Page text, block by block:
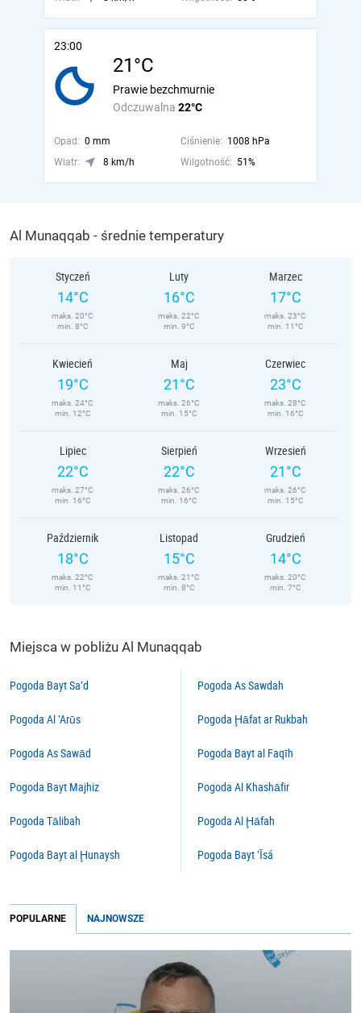
23:00
21°C
Odczuwalna 22°C
Prawie bezchmurnie
Opad: 0 mm Ciśnienie: 1008 hPa
Wiatr:
8 km/h Wilgotność: 51%
Al Munaqqab - średnie temperatury
Styczeń
14°C
maks. 20°C
min. 8°C
Luty
16°C
maks. 22°C
min. 9°C
Marzec
17°C
maks. 23°C
min. 11°C
Kwiecień
19°C
maks. 24°C
min. 12°C
Maj
21°C
maks. 26°C
min. 15°C
Czerwiec
23°C
maks. 28°C
min. 16°C
Lipiec
22°C
maks. 27°C
min. 16°C
Sierpień
22°C
maks. 26°C
min. 16°C
Wrzesień
21°C
maks. 26°C
min. 15°C
Październik
18°C
maks. 22°C
min. 11°C
Listopad
15°C
maks. 21°C
min. 8°C
Grudzień
14°C
maks. 20°C
min. 7°C
Miejsca w pobliżu Al Munaqqab
Pogoda Bayt Sa‘d
Pogoda Al ‘Arūs
Pogoda As Sawād
Pogoda Bayt Majhiz
Pogoda Tālibah
Pogoda Bayt al Ḩunaysh
Pogoda As Sawdah
Pogoda Ḩāfat ar Rukbah
Pogoda Bayt al Faqīh
Pogoda Al Khashāfir
Pogoda Al Ḩāfah
Pogoda Bayt ‘Īsá
POPULARNE NAJNOWSZE